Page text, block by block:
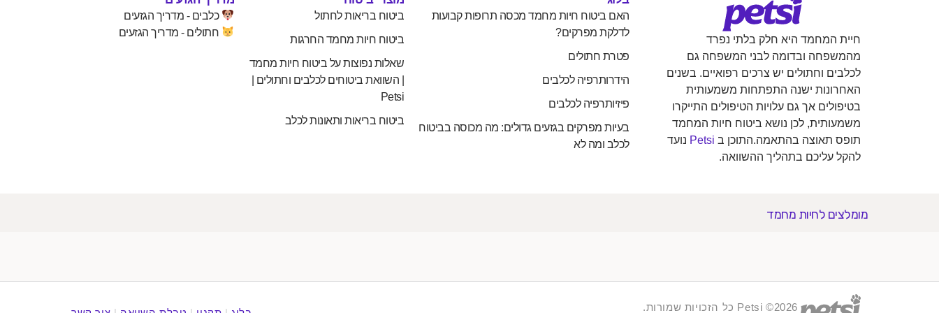
חיית המחמד היא חלק בלתי נפרד
מהמשפחה ובדומה לבני המשפחה גם
לכלבים וחתולים יש צרכים רפואיים. בשנים
האחרונות ישנה התפתחות משמעותית
בטיפולים אך גם עלויות הטיפולים התייקרו
משמעותית, לכן נושא ביטוח חיות המחמד
תופס תאוצה בהתאמה.התוכן ב Petsi נועד
להקל עליכם בתהליך ההשוואה.
האם ביטוח חיות מחמד מכסה תרופות קבועות
לדלקת מפרקים?
פטרת חתולים
הידרותרפיה לכלבים
פיזיותרפיה לכלבים
בעיות מפרקים בגזעים גדולים: מה מכוסה בביטוח
לכלב ומה לא
ביטוח בריאות לחתול
ביטוח חיות מחמד החרגות
שאלות נפוצות על ביטוח חיות מחמד
| השוואת ביטוחים לכלבים וחתולים |
Petsi
ביטוח בריאות ותאונות לכלב
כלבים - מדריך הגזעים
חתולים - מדריך הגזעים
מומלצים לחיות מחמד
2026© Petsi כל הזכויות שמורות.